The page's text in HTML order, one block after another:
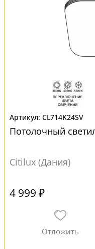
CL714K24SV
Потолочный
Citilux (Дания)
4 999 ₽